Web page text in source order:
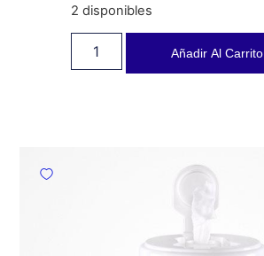
2 disponibles
Añadir Al Carrito